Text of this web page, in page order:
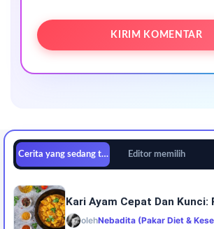
Cerita yang sedang tren Editor memilih
Kari Ayam Cepat Dan Kunci:
olehNebadita (Pakar Diet &